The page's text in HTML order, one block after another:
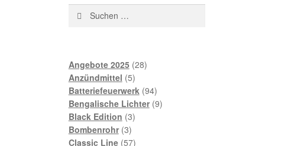
Suchen
nach:
Angebote 2025 2828
Anzündmittel 55
Produkte
Batteriefeuerwerk 9494
Produkte
Bengalische Lichter 99
Black Edition 33
Bombenrohr 33
Produkte
Classic Line 5757